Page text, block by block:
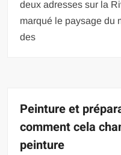
deux adresses sur la
marqué le paysage du
des
Peinture et
comment cela
peinture